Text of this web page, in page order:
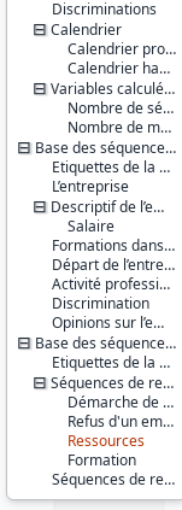
Discriminations
Calendrier
Calendrier professionnel
Calendrier habitat
Variables calculées
Nombre de séquences
Nombre de mois
Base des séquences d’emploi
Etiquettes de la séquence entreprise
L’entreprise
Descriptif de l’emploi
Salaire
Formations dans l’entreprise
Départ de l’entreprise
Activité professionnelle
Discrimination
Opinions sur l’emploi
Base des séquences de non emploi
Etiquettes de la séquence de non emploi
Séquences de recherche d’emploi, d’inactivité ou de formation
Démarche de recherche d'emploi
Refus d'un emploi
Ressources
Formation
Séquences de reprise d’études
Thème :
Travail et
emploi
Série :
Génération
Couverture
géographique :
France
métropolitaine
Producteur :
CEREQ
Diffuseur :
Progedo-
Adisp